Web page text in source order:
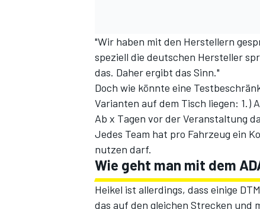
"Wir haben mit den Herstellern
speziell die deutschen Hersteller
das. Daher ergibt das Sinn."
Doch wie könnte eine
Varianten auf dem Tisch liegen: 1.)
Ab x Tagen vor der Veranstaltung
Jedes Team hat pro Fahrzeug ein
nutzen darf.
Wie geht man mit dem
Heikel ist allerdings, dass einige
das auf den gleichen Strecken und